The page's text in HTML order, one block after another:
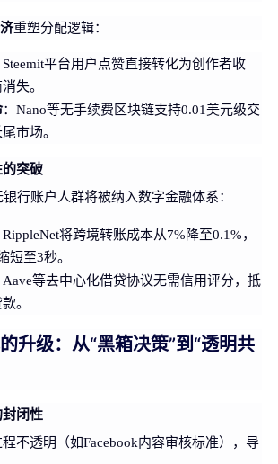
重塑分配逻辑：
Steemit平台用户点赞直接转化为创作者收
失。
：Nano等无手续费区块链支持0.01美元级交
市场。
突破
行账户人群将被纳入数字金融体系：
将跨境转账成本从7%降至0.1%，
短至3秒。
Aave等去中心化借贷协议无需信用评分，抵
。
升级：从“黑箱决策”到“透明共
闭性
程不透明（如Facebook内容审核标准），导